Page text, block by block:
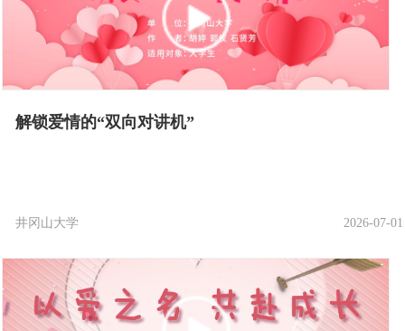
解锁爱情的“双向对讲机”
井冈山大学 2026-07-01